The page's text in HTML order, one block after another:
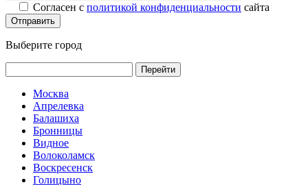
Согласен с политикой конфиденциальности сайта
Выберите город
Перейти
Москва
Апрелевка
Балашиха
Бронницы
Видное
Волоколамск
Воскресенск
Голицыно